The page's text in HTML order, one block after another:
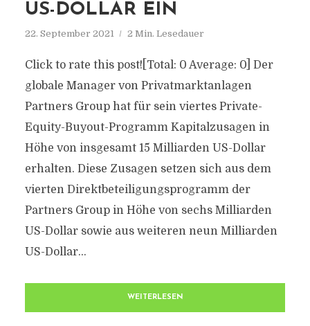
US-DOLLAR EIN
22. September 2021 2 Min. Lesedauer
Click to rate this post![Total: 0 Average: 0] Der
globale Manager von Privatmarktanlagen
Partners Group hat für sein viertes Private-
Equity-Buyout-Programm Kapitalzusagen in
Höhe von insgesamt 15 Milliarden US-Dollar
erhalten. Diese Zusagen setzen sich aus dem
vierten Direktbeteiligungsprogramm der
Partners Group in Höhe von sechs Milliarden
US-Dollar sowie aus weiteren neun Milliarden
US-Dollar...
WEITERLESEN